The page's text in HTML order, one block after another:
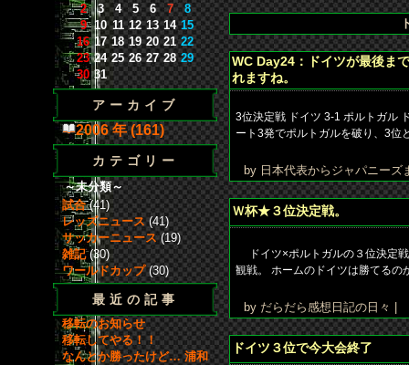
2
3 4 5 6 7
8
9 10 11 12 13 14 15
16 17 18 19 20 21 22
23 24 25 26 27 28 29
30 31
アーカイブ
2006 年 (161)
カテゴリー
～未分類～
試合(41)
レッズニュース(41)
サッカーニュース(19)
雑記(30)
ワールドカップ(30)
最近の記事
移転のお知らせ
移転してやる！！
なんとか勝ったけど… 浦和
WC Day24：ドイツが最後ま
れますね。
3位決定戦 ドイツ 3-1 ポルトガル
ート3発でポルトガルを破り、3位
by 日本代表からジャパニー
Ｗ杯★３位決定戦。
ドイツ×ポルトガルの３位決定
観戦。 ホームのドイツは勝てるの
by だらだら感想日記の日々 |
ドイツ３位で今大会終了